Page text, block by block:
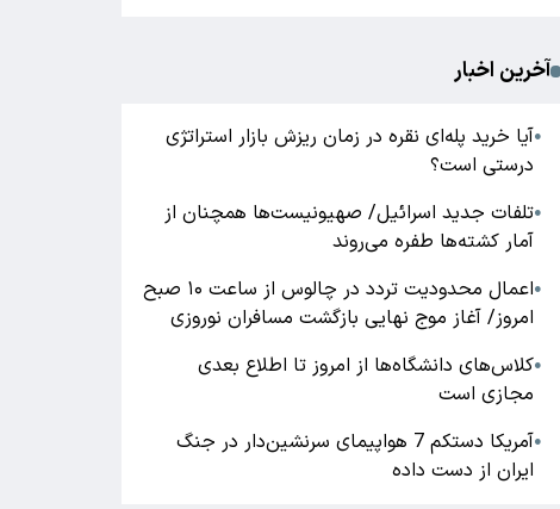
آخرین اخبار
●آیا خرید پله‌ای نقره در زمان ریزش بازار استراتژی
درستی است؟
●تلفات جدید اسرائیل/ صهیونیست‌ها همچنان از
آمار کشته‌ها طفره می‌روند
●
اعمال محدودیت تردد در چالوس از ساعت ۱۰ صبح
امروز/ آغاز موج نهایی بازگشت مسافران نوروزی
●کلاس‌های دانشگاه‌ها از امروز تا اطلاع بعدی
مجازی است
●
آمریکا دستکم 7 هواپیمای سرنشین‌دار در جنگ
ایران از دست داده